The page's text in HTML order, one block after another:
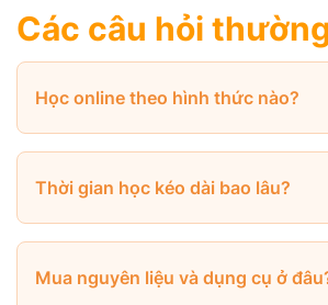
Các câu hỏi
Học online theo hình thức nào?
Thời gian học kéo dài bao lâu?
Mua nguyên liệu và dụng cụ ở